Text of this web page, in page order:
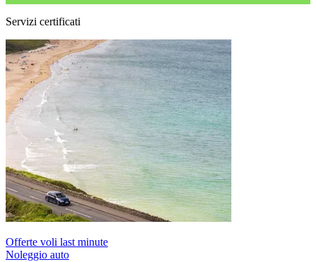
Servizi certificati
Offerte voli last minute
Noleggio auto